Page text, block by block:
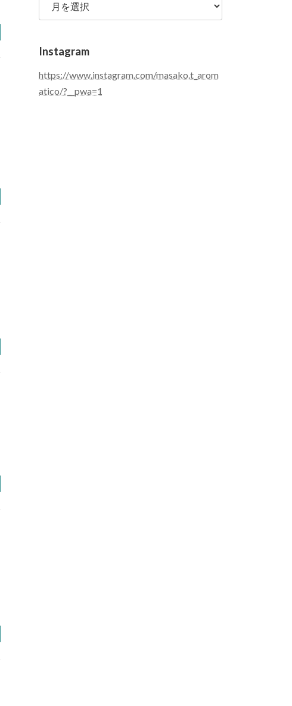
ー
グ
ー
イ
ブ
Instagram
https://www.instagram.com/masako.t_arom
atico/?__pwa=1